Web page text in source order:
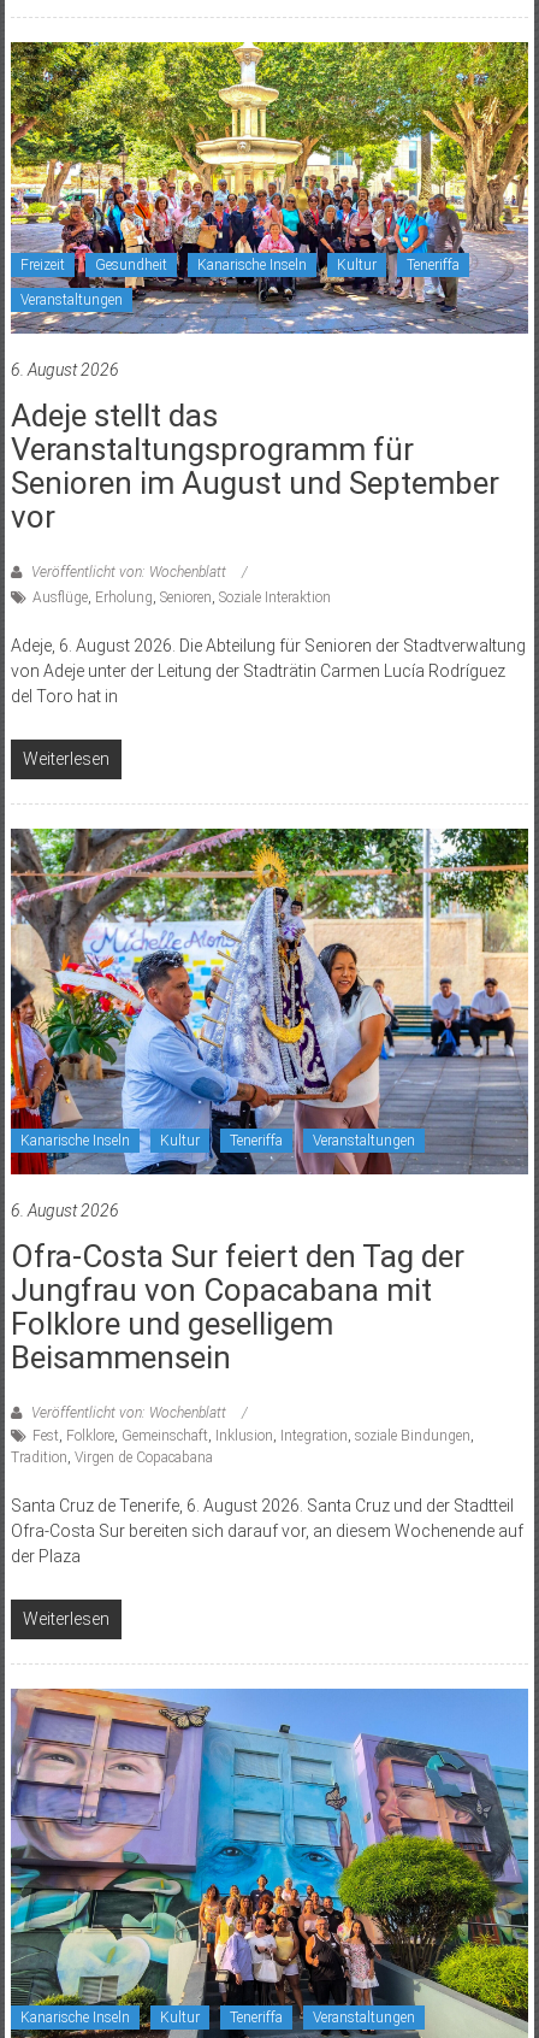
Freizeit Gesundheit Kanarische Inseln Kultur Teneriffa
Veranstaltungen
6. August 2026
Adeje stellt das
Veranstaltungsprogramm für
Senioren im August und September
vor
Veröffentlicht von: Wochenblatt
Ausflüge, Erholung, Senioren, Soziale Interaktion
Adeje, 6. August 2026. Die Abteilung für Senioren der Stadtverwaltung
von Adeje unter der Leitung der Stadträtin Carmen Lucía Rodríguez
del Toro hat in
Weiterlesen
Kanarische Inseln Kultur Teneriffa Veranstaltungen
6. August 2026
Ofra-Costa Sur feiert den Tag der
Jungfrau von Copacabana mit
Folklore und geselligem
Beisammensein
Veröffentlicht von: Wochenblatt
Fest, Folklore, Gemeinschaft, Inklusion, Integration, soziale Bindungen,
Tradition, Virgen de Copacabana
Santa Cruz de Tenerife, 6. August 2026. Santa Cruz und der Stadtteil
Ofra-Costa Sur bereiten sich darauf vor, an diesem Wochenende auf
der Plaza
Weiterlesen
Kanarische Inseln Kultur Teneriffa Veranstaltungen